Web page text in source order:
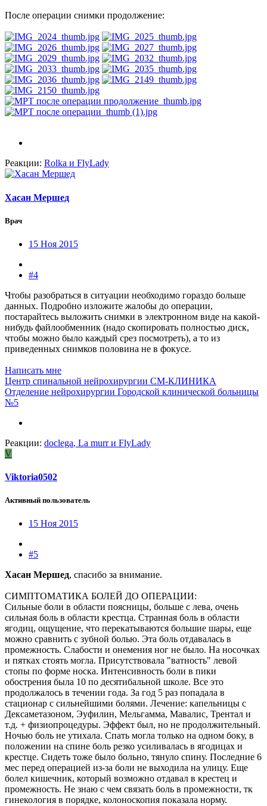
После операции снимки продолжение:
Реакции: Rolka и FlyLady
Хасан Мершед
Врач
15 Ноя 2015
#4
Чтобы разобраться в ситуации необходимо гораздо больше
данных. Подробно изложите жалобы до операции,
постарайтесь выложить снимки в электронном виде на какой-
нибудь файлообменник (надо скопировать полностью диск,
чтобы можно было каждый срез посмотреть), а то из
приведенных снимков половина не в фокусе.
Написать мне
Центр спинальной нейрохирургии СМ-КЛИНИКА
Отделение нейрохирургии Городской клинической больницы
№5
Реакции: doclega, La murrи FlyLady
V
Viktoria0502
Активный пользователь
15 Ноя 2015
#5
Хасан Мершед, спасибо за внимание.
СИМПТОМАТИКА БОЛЕЙ ДО ОПЕРАЦИИ:
Сильные боли в области поясницы, больше с лева, очень
сильная боль в области крестца. Странная боль в области
ягодиц, ощущение, что перекатываются большие шары, еще
можно сравнить с зубной болью. Эта боль отдавалась в
промежность. Слабости и онемения ног не было. На носочках
и пятках стоять могла. Присутствовала "ватность" левой
стопы по форме носка. Интенсивность боли в пики
обострения была 10 по десятибальной школе. Все это
продолжалось в течении года. За год 5 раз попадала в
стационар с сильнейшими болями. Лечение: капельницы с
Дексаметазоном, Эуфилин, Мельгамма, Мавалис, Трентал и
т.д. + физиопроцедуры. Эффект был, но не продолжительный.
Ночью боль не утихала. Спать могла только на одном боку, в
положении на спине боль резко усиливалась в ягодицах и
крестце. Сидеть тоже было больно, тянуло спину. Последние 6
мес перед операцией из-за боли не выходила на улицу. Еще
болел кишечник, который возможно отдавал в крестец и
промежность. Не знаю с чем связать боль в промежности, тк
гинекология в порядке, колоноскопия показала норму.